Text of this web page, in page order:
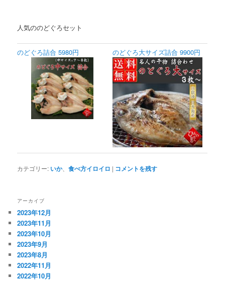
人気ののどぐろセット
のどぐろ詰合 5980円 のどぐろ大サイズ詰合 9900円
カテゴリー: いか、食べ方イロイロ | コメントを残す
アーカイブ
2023年12月
2023年11月
2023年10月
2023年9月
2023年8月
2022年11月
2022年10月